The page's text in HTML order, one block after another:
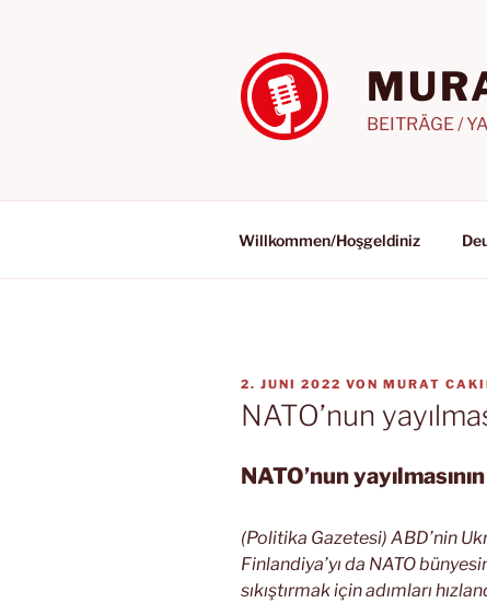
BEITRÄGE /
Willkommen/Hoşgeldiniz
VERÖFFENTLICHT
AM
2. JUNI 2022 VON MURAT
NATO’nun
NATO’nun
(Politika Gazetesi) ABD’nin
Finlandiya’yı da NATO
sıkıştırmak için adımları